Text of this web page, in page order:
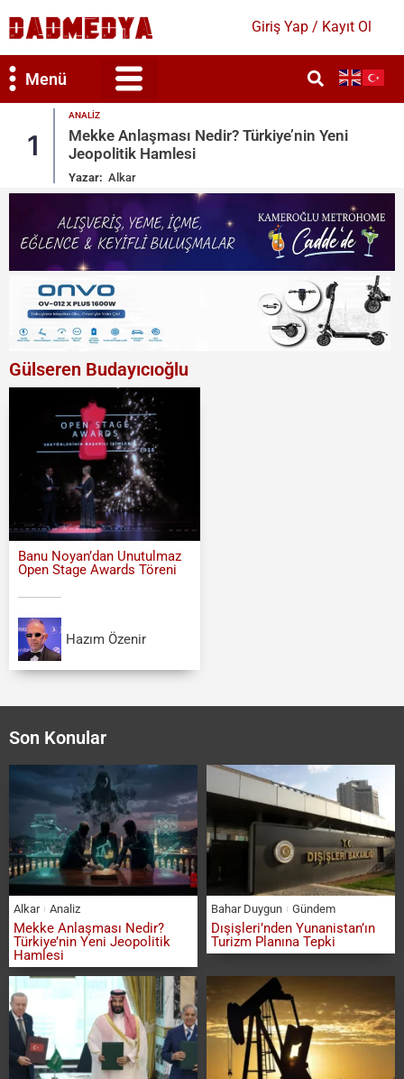
Giriş Yap / Kayıt Ol
Menü
Yeni 2
Dışişleri’nden Yunanistan’ın
Tepki
Gülseren Budayıcıoğlu
Banu Noyan’dan Unutulmaz
Open Stage Awards Töreni
Hazım Özenir
Son Konular
Alkar Analiz
Mekke Anlaşması Nedir?
Türkiye’nin Yeni Jeopolitik
Hamlesi
Bahar Duygun Gündem
Dışişleri’nden Yunanistan’ın
Turizm Planına Tepki